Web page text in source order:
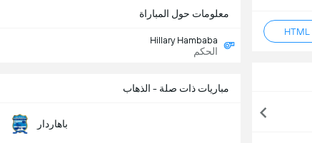
مباريات ذات صلة - الذهاب
باهاردار
معلومات حول المباراة
Hillary Hambaba
الحكم